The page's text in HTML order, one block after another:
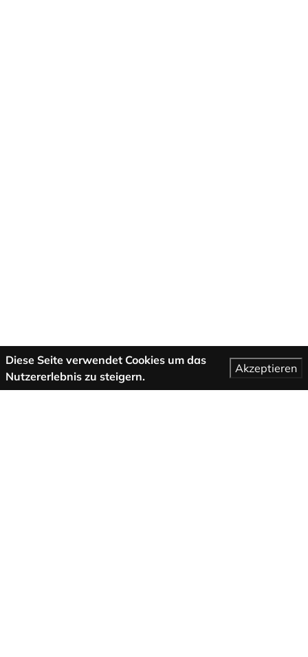
Diese Seite verwendet Cookies um das
Nutzererlebnis zu steigern.
Akzeptieren